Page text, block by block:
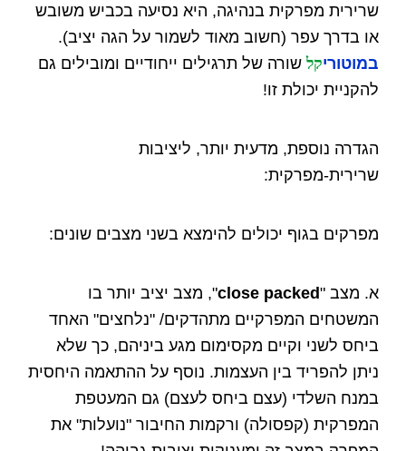
שרירית מפרקית בנהיגה, היא נסיעה בכביש משובש
או בדרך עפר (חשוב מאוד לשמור על הגה יציב).
במוטוריקל שורה של תרגילים ייחודיים ומובילים גם
להקניית יכולת זו!
הגדרה נוספת, מדעית יותר, ליציבות
שרירית-מפרקית:
מפרקים בגוף יכולים להימצא בשני מצבים שונים:
א. מצב "close packed", מצב יציב יותר בו
המשטחים המפרקיים מתהדקים/ "נלחצים" האחד
ביחס לשני וקיים מקסימום מגע ביניהם, כך שלא
ניתן להפריד בין העצמות. נוסף על ההתאמה היחסית
במנח השלדי (עצם ביחס לעצם) גם המעטפת
המפרקית (קפסולה) ורקמות החיבור "נועלות" את